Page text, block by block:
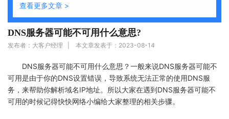
查看更多文章 >
DNS服务器可能不可用什么意思?
发布者：大客户经理 | 本文章发表于：2023-08-14
DNS服务器可能不可用什么意思？一般来说DNS服务器可能不
可用是由于你的DNS设置错误，导致系统无法正常的使用DNS服
务，来帮助你解析域名IP地址。所以大家在遇到DNS服务器可能不
可用的时候记得快快网络小编给大家整理的相关步骤。